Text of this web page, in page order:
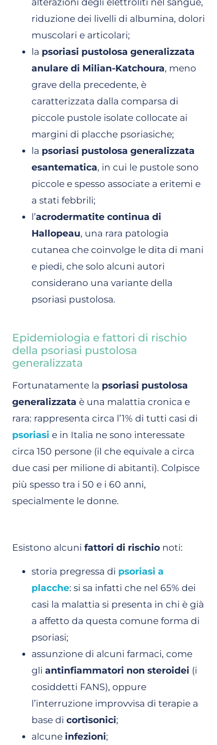
alterazioni degli elettroliti nel sangue,
riduzione dei livelli di albumina, dolori
muscolari e articolari;
la psoriasi pustolosa generalizzata
anulare di Milian-Katchoura, meno
grave della precedente, è
caratterizzata dalla comparsa di
piccole pustole isolate collocate ai
margini di placche psoriasiche;
la psoriasi pustolosa generalizzata
esantematica, in cui le pustole sono
piccole e spesso associate a eritemi e
a stati febbrili;
l’acrodermatite continua di
Hallopeau, una rara patologia
cutanea che coinvolge le dita di mani
e piedi, che solo alcuni autori
considerano una variante della
psoriasi pustolosa.
Epidemiologia e fattori di rischio
della psoriasi pustolosa
generalizzata
Fortunatamente la psoriasi pustolosa
generalizzata è una malattia cronica e
rara: rappresenta circa l’1% di tutti casi di
psoriasi e in Italia ne sono interessate
circa 150 persone (il che equivale a circa
due casi per milione di abitanti). Colpisce
più spesso tra i 50 e i 60 anni,
specialmente le donne.
Esistono alcuni fattori di rischio noti:
storia pregressa di psoriasi a
placche: si sa infatti che nel 65% dei
casi la malattia si presenta in chi è già
a affetto da questa comune forma di
psoriasi;
assunzione di alcuni farmaci, come
gli antinfiammatori non steroidei (i
cosiddetti FANS), oppure
l’interruzione improvvisa di terapie a
base di cortisonici;
alcune infezioni;